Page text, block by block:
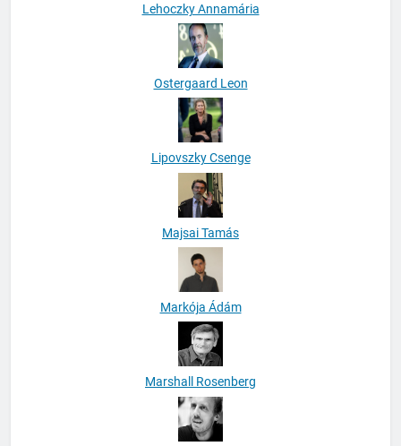
Lehoczky Annamária
Ostergaard Leon
Lipovszky Csenge
Majsai Tamás
Markója Ádám
Marshall Rosenberg